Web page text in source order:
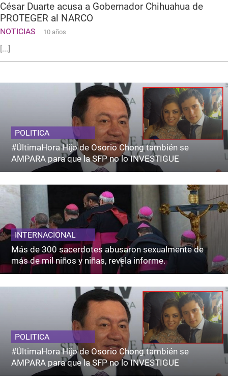
César Duarte acusa a Gobernador Chihuahua de
PROTEGER al NARCO
NOTICIAS 10 años
[...]
POLITICA
#ÚltimaHora Hijo de Osorio Chong también se
AMPARA para que la SFP no lo INVESTIGUE
INTERNACIONAL
Más de 300 sacerdotes abusaron sexualmente de
más de mil niños y niñas, revela informe.
POLITICA
#ÚltimaHora Hijo de Osorio Chong también se
AMPARA para que la SFP no lo INVESTIGUE